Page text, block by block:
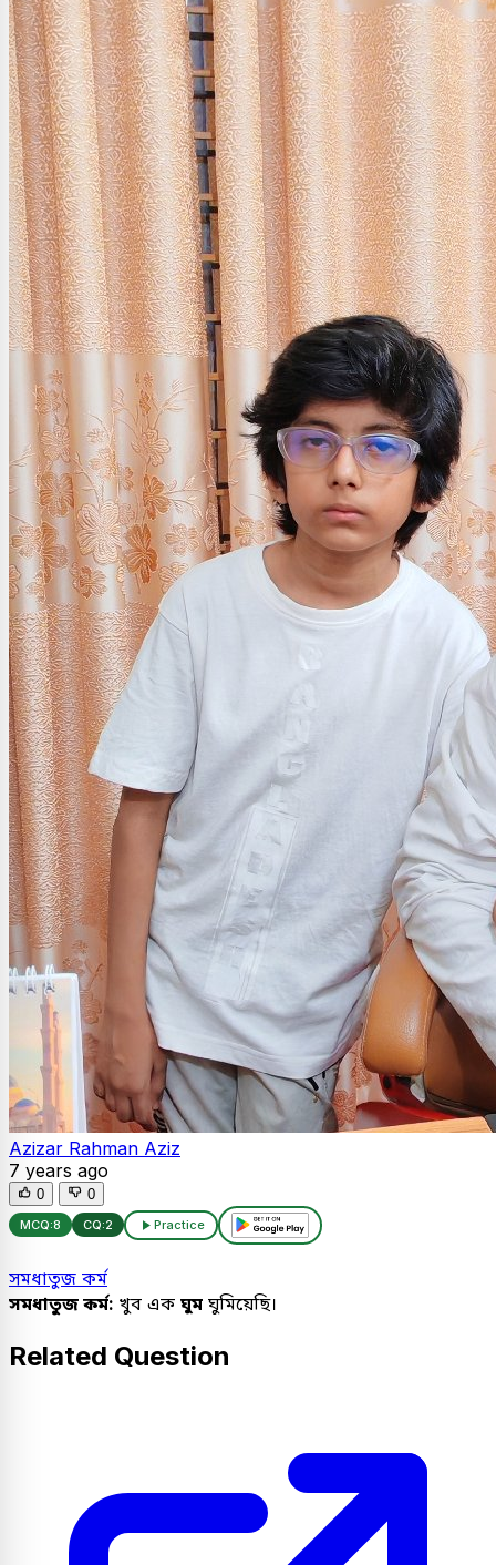
Azizar Rahman Aziz
7 years ago
0 0
MCQ:8 CQ:2 Practice
সমধাতুজ কর্ম
সমধাতুজ কর্ম: খুব এক ঘুম ঘুমিয়েছি।
Related Question